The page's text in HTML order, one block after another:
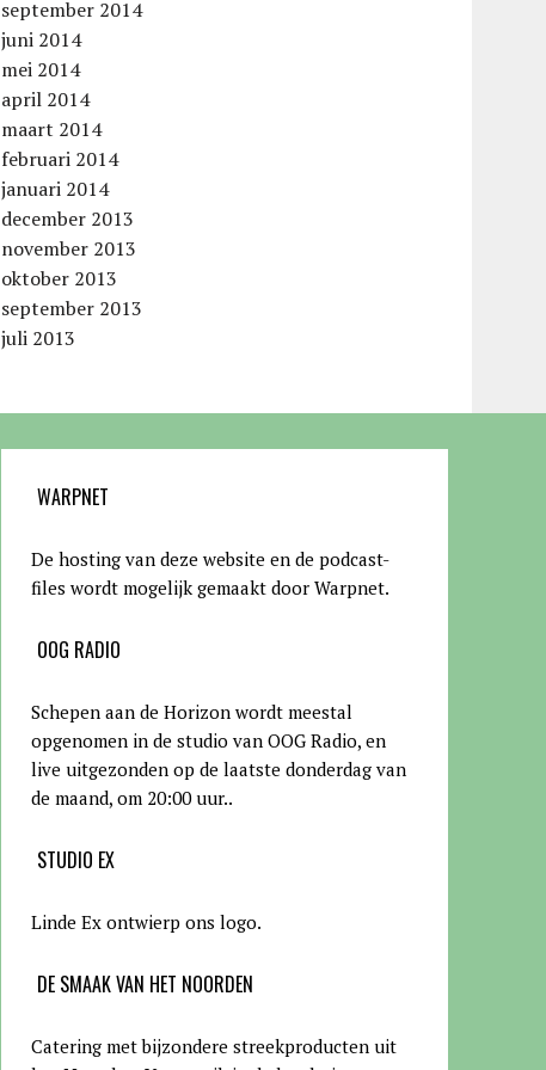
september 2014
juni 2014
mei 2014
april 2014
maart 2014
februari 2014
januari 2014
december 2013
november 2013
oktober 2013
september 2013
juli 2013
WARPNET
De hosting van deze website en de podcast-
files wordt mogelijk gemaakt door Warpnet.
OOG RADIO
Schepen aan de Horizon wordt meestal
opgenomen in de studio van OOG Radio, en
live uitgezonden op de laatste donderdag van
de maand, om 20:00 uur..
STUDIO EX
Linde Ex ontwierp ons logo.
DE SMAAK VAN HET NOORDEN
Catering met bijzondere streekproducten uit